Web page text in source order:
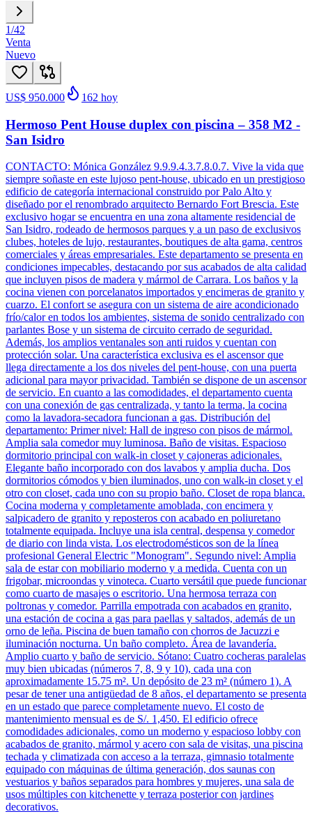
1/42
Venta
Nuevo
US$ 950.000 162 hoy
Hermoso Pent House duplex con piscina – 358 M2 -
San Isidro
CONTACTO: Mónica González 9.9.9.4.3.7.8.0.7. Vive la vida que
siempre soñaste en este lujoso pent-house, ubicado en un prestigioso
edificio de categoría internacional construido por Palo Alto y
diseñado por el renombrado arquitecto Bernardo Fort Brescia. Este
exclusivo hogar se encuentra en una zona altamente residencial de
San Isidro, rodeado de hermosos parques y a un paso de exclusivos
clubes, hoteles de lujo, restaurantes, boutiques de alta gama, centros
comerciales y áreas empresariales. Este departamento se presenta en
condiciones impecables, destacando por sus acabados de alta calidad
que incluyen pisos de madera y mármol de Carrara. Los baños y la
cocina vienen con porcelanatos importados y encimeras de granito y
cuarzo. El confort se asegura con un sistema de aire acondicionado
frío/calor en todos los ambientes, sistema de sonido centralizado con
parlantes Bose y un sistema de circuito cerrado de seguridad.
Además, los amplios ventanales son anti ruidos y cuentan con
protección solar. Una característica exclusiva es el ascensor que
llega directamente a los dos niveles del pent-house, con una puerta
adicional para mayor privacidad. También se dispone de un ascensor
de servicio. En cuanto a las comodidades, el departamento cuenta
con una conexión de gas centralizada, y tanto la terma, la cocina
como la lavadora-secadora funcionan a gas. Distribución del
departamento: Primer nivel: Hall de ingreso con pisos de mármol.
Amplia sala comedor muy luminosa. Baño de visitas. Espacioso
dormitorio principal con walk-in closet y cajoneras adicionales.
Elegante baño incorporado con dos lavabos y amplia ducha. Dos
dormitorios cómodos y bien iluminados, uno con walk-in closet y el
otro con closet, cada uno con su propio baño. Closet de ropa blanca.
Cocina moderna y completamente amoblada, con encimera y
salpicadero de granito y reposteros con acabado en poliuretano
totalmente equipada. Incluye una isla central, despensa y comedor
de diario con linda vista. Los electrodomésticos son de la línea
profesional General Electric "Monogram". Segundo nivel: Amplia
sala de estar con mobiliario moderno y a medida. Cuenta con un
frigobar, microondas y vinoteca. Cuarto versátil que puede funcionar
como cuarto de masajes o escritorio. Una hermosa terraza con
poltronas y comedor. Parrilla empotrada con acabados en granito,
una estación de cocina a gas para paellas y saltados, además de un
orno de leña. Piscina de buen tamaño con chorros de Jacuzzi e
iluminación nocturna. Un baño completo. Área de lavandería.
Amplio cuarto y baño de servicio. Sótano: Cuatro cocheras paralelas
muy bien ubicadas (números 7, 8, 9 y 10), cada una con
aproximadamente 15.75 m². Un depósito de 23 m² (número 1). A
pesar de tener una antigüedad de 8 años, el departamento se presenta
en un estado que parece completamente nuevo. El costo de
mantenimiento mensual es de S/. 1,450. El edificio ofrece
comodidades adicionales, como un moderno y espacioso lobby con
acabados de granito, mármol y acero con sala de visitas, una piscina
techada y climatizada con acceso a la terraza, gimnasio totalmente
equipado con máquinas de última generación, dos saunas con
vestuarios y baños separados para hombres y mujeres, una sala de
usos múltiples con kitchenette y terraza posterior con jardines
decorativos.